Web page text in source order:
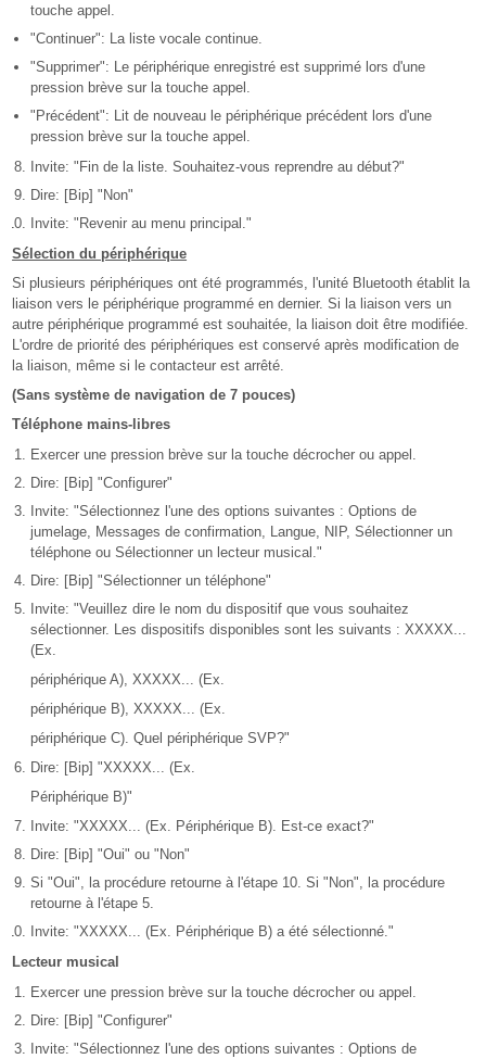
touche appel.
"Continuer": La liste vocale continue.
"Supprimer": Le périphérique enregistré est supprimé lors d'une
pression brève sur la touche appel.
"Précédent": Lit de nouveau le périphérique précédent lors d'une
pression brève sur la touche appel.
Invite: "Fin de la liste. Souhaitez-vous reprendre au début?"
Dire: [Bip] "Non"
Invite: "Revenir au menu principal."
Sélection du périphérique
Si plusieurs périphériques ont été programmés, l'unité Bluetooth établit la
liaison vers le périphérique programmé en dernier. Si la liaison vers un
autre périphérique programmé est souhaitée, la liaison doit être modifiée.
L'ordre de priorité des périphériques est conservé après modification de
la liaison, même si le contacteur est arrêté.
(Sans système de navigation de 7 pouces)
Téléphone mains-libres
Exercer une pression brève sur la touche décrocher ou appel.
Dire: [Bip] "Configurer"
Invite: "Sélectionnez l'une des options suivantes : Options de
jumelage, Messages de confirmation, Langue, NIP, Sélectionner un
téléphone ou Sélectionner un lecteur musical."
Dire: [Bip] "Sélectionner un téléphone"
Invite: "Veuillez dire le nom du dispositif que vous souhaitez
sélectionner. Les dispositifs disponibles sont les suivants : XXXXX...
(Ex.
périphérique A), XXXXX... (Ex.
périphérique B), XXXXX... (Ex.
périphérique C). Quel périphérique SVP?"
Dire: [Bip] "XXXXX... (Ex.
Périphérique B)"
Invite: "XXXXX... (Ex. Périphérique B). Est-ce exact?"
Dire: [Bip] "Oui" ou "Non"
Si "Oui", la procédure retourne à l'étape 10. Si "Non", la procédure
retourne à l'étape 5.
Invite: "XXXXX... (Ex. Périphérique B) a été sélectionné."
Lecteur musical
Exercer une pression brève sur la touche décrocher ou appel.
Dire: [Bip] "Configurer"
Invite: "Sélectionnez l'une des options suivantes : Options de